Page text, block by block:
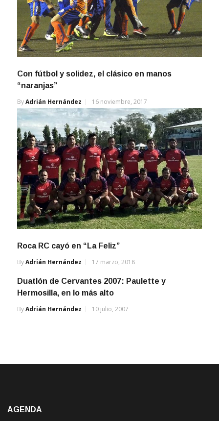
Con fútbol y solidez, el clásico en manos
“naranjas”
ByAdrián Hernández 16 noviembre, 2017
Roca RC cayó en “La Feliz”
ByAdrián Hernández 17 marzo, 2018
Duatlón de Cervantes 2007: Paulette y
Hermosilla, en lo más alto
ByAdrián Hernández 10 julio, 2007
AGENDA